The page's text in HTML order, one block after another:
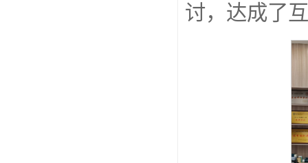
讨，达成了